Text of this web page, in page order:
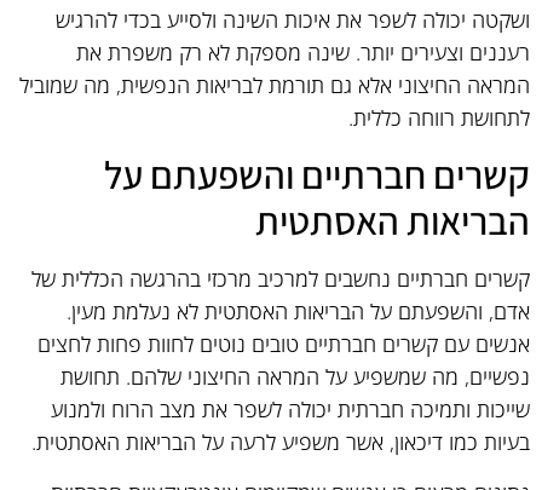
ושקטה יכולה לשפר את איכות השינה ולסייע בכדי להרגיש
רעננים וצעירים יותר. שינה מספקת לא רק משפרת את
המראה החיצוני אלא גם תורמת לבריאות הנפשית, מה שמוביל
לתחושת רווחה כללית.
קשרים חברתיים והשפעתם על
הבריאות האסתטית
קשרים חברתיים נחשבים למרכיב מרכזי בהרגשה הכללית של
אדם, והשפעתם על הבריאות האסתטית לא נעלמת מעין.
אנשים עם קשרים חברתיים טובים נוטים לחוות פחות לחצים
נפשיים, מה שמשפיע על המראה החיצוני שלהם. תחושת
שייכות ותמיכה חברתית יכולה לשפר את מצב הרוח ולמנוע
בעיות כמו דיכאון, אשר משפיע לרעה על הבריאות האסתטית.